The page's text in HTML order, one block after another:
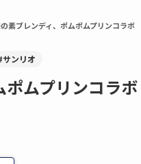
素ブレンディ、ポムポムプリンコラ
サンリオ
ポムプリンコラ